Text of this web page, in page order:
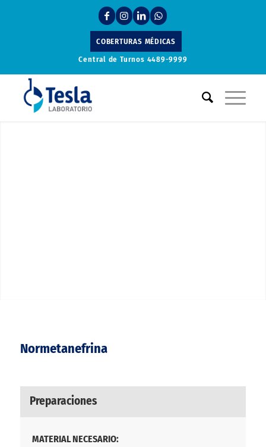
COBERTURAS MÉDICAS
Central de Turnos 4489-9999
Normetanefrina
Preparaciones
MATERIAL NECESARIO: